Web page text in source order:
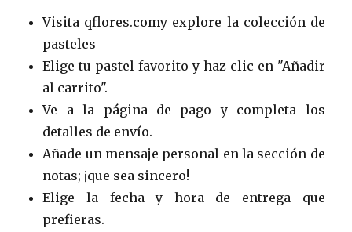
Visita qflores.comy explore la colección de
pasteles
Elige tu pastel favorito y haz clic en "Añadir
al carrito".
Ve a la página de pago y completa los
detalles de envío.
Añade un mensaje personal en la sección de
notas; ¡que sea sincero!
Elige la fecha y hora de entrega que
prefieras.